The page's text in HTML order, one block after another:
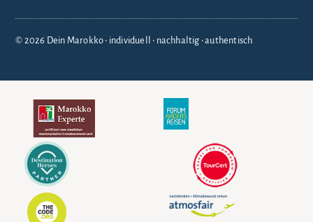
© 2026 Dein Marokko • individuell • nachhaltig • authentisch